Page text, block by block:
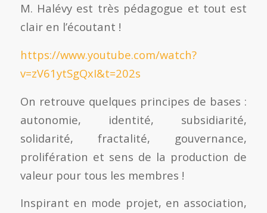
M. Halévy est très pédagogue et tout est
clair en l’écoutant !
https://www.youtube.com/watch?
v=zV61ytSgQxI&t=202s
On retrouve quelques principes de bases :
autonomie, identité, subsidiarité,
solidarité, fractalité, gouvernance,
prolifération et sens de la production de
valeur pour tous les membres !
Inspirant en mode projet, en association,